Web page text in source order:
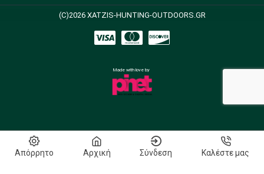
(C)2026 XATZIS-HUNTING-OUTDOORS.GR
Made with love by
Απόρρητο Αρχική Σύνδεση Καλέστε μας